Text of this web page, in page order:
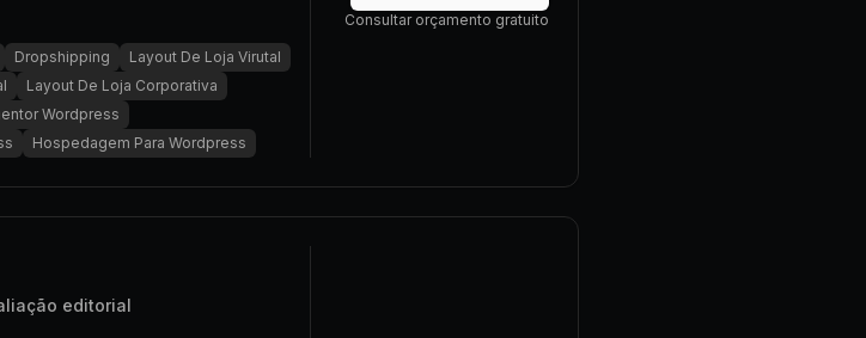
Dropshipping
Layout De Loja Virutal
Layout De Loja Corporativa
Wordpress
Hospedagem Para Wordpress
Consultar orçamento gratuito
editorial